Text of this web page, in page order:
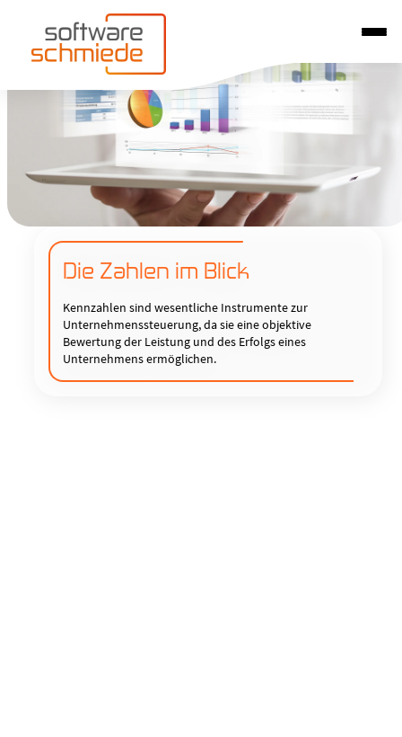
Die Zahlen im Blick
Kennzahlen sind wesentliche Instrumente zur
Unternehmenssteuerung, da sie eine objektive
Bewertung der Leistung und des Erfolgs eines
Unternehmens ermöglichen.